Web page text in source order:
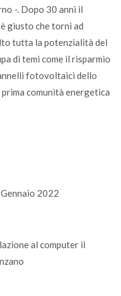
-. Dopo 30 anni il
giusto che torni ad
tutta la potenzialità del
di temi come il risparmio
fotovoltaici dello
comunità energetica
2022
al computer il